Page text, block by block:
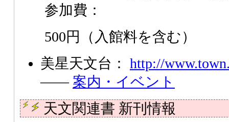
参加費：
500円（入館料を含む）
美星天文台： http://
―― 案内・イベント
天文関連書 新刊情報